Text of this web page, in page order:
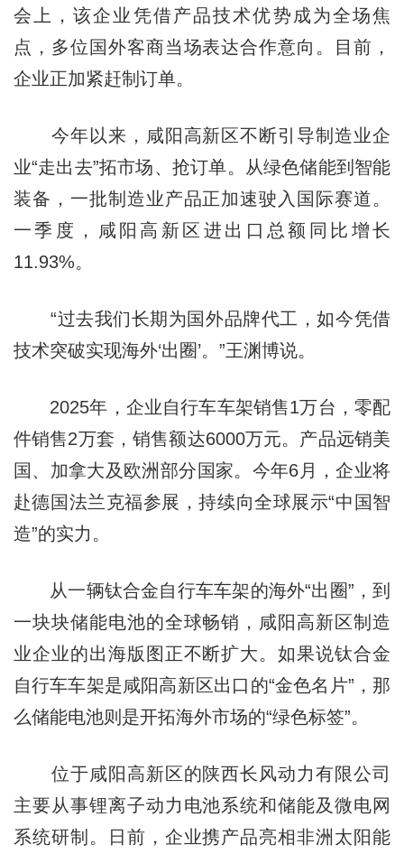
会上，该企业凭借产品技术优势成为全场焦
点，多位国外客商当场表达合作意向。目前，
企业正加紧赶制订单。
今年以来，咸阳高新区不断引导制造业企
业“走出去”拓市场、抢订单。从绿色储能到智能
装备，一批制造业产品正加速驶入国际赛道。
一季度，咸阳高新区进出口总额同比增长
11.93%。
“过去我们长期为国外品牌代工，如今凭借
技术突破实现海外‘出圈’。”王渊博说。
2025年，企业自行车车架销售1万台，零配
件销售2万套，销售额达6000万元。产品远销美
国、加拿大及欧洲部分国家。今年6月，企业将
赴德国法兰克福参展，持续向全球展示“中国智
造”的实力。
从一辆钛合金自行车车架的海外“出圈”，到
一块块储能电池的全球畅销，咸阳高新区制造
业企业的出海版图正不断扩大。如果说钛合金
自行车车架是咸阳高新区出口的“金色名片”，那
么储能电池则是开拓海外市场的“绿色标签”。
位于咸阳高新区的陕西长风动力有限公司
主要从事锂离子动力电池系统和储能及微电网
系统研制。日前，企业携产品亮相非洲太阳能